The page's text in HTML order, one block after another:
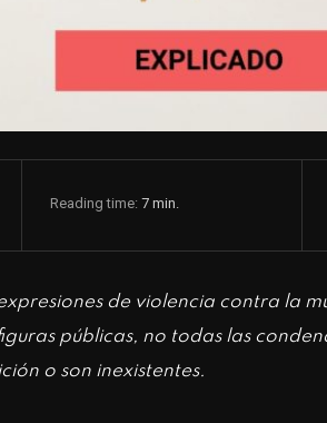
Reading time: 7min.
de violencia contra la
públicas, no todas las
o son inexistentes.